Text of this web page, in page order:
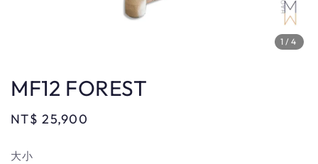
1 /4
MF12 FOREST
Regular
NT$ 25,900
大小